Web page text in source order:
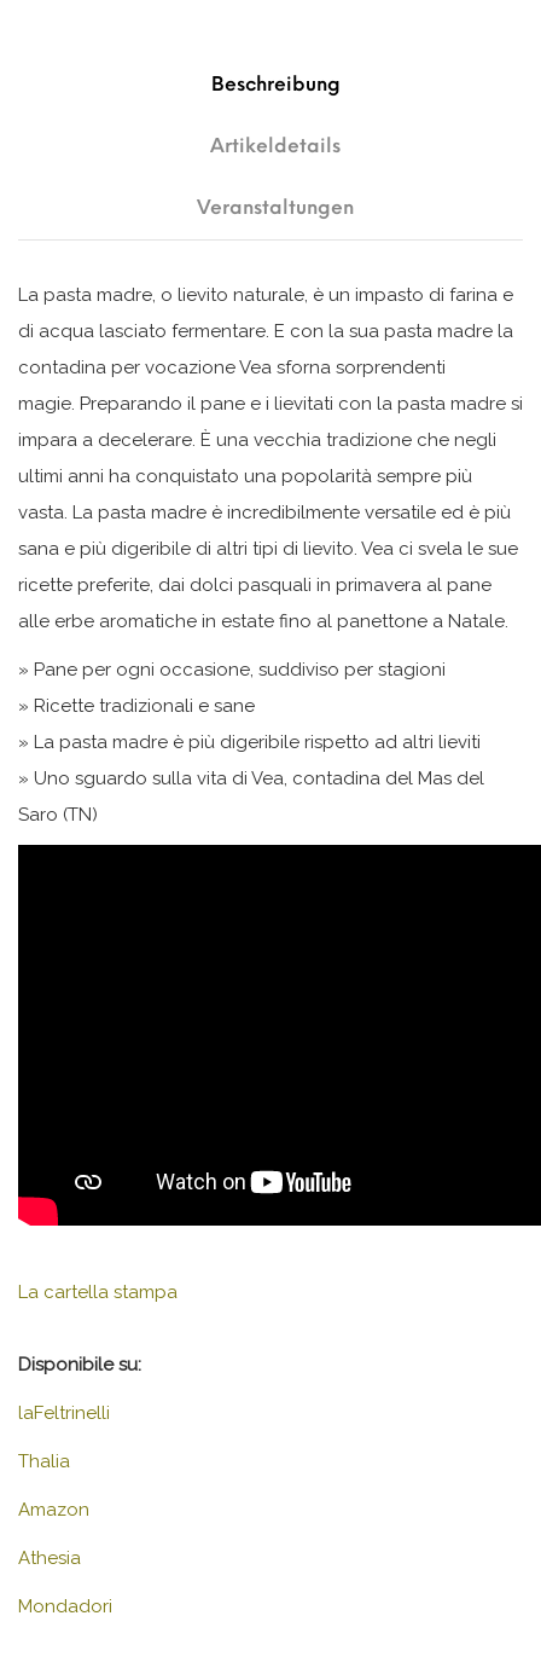
Beschreibung
Artikeldetails
Veranstaltungen
La pasta madre, o lievito naturale, è un impasto di farina e
di acqua lasciato fermentare. E con la sua pasta madre la
contadina per vocazione Vea sforna sorprendenti
magie. Preparando il pane e i lievitati con la pasta madre si
impara a decelerare. È una vecchia tradizione che negli
ultimi anni ha conquistato una popolarità sempre più
vasta. La pasta madre è incredibilmente versatile ed è più
sana e più digeribile di altri tipi di lievito. Vea ci svela le sue
ricette preferite, dai dolci pasquali in primavera al pane
alle erbe aromatiche in estate fino al panettone a Natale.
» Pane per ogni occasione, suddiviso per stagioni
» Ricette tradizionali e sane
» La pasta madre è più digeribile rispetto ad altri lieviti
» Uno sguardo sulla vita di Vea, contadina del Mas del
Saro (TN)
La cartella stampa
Disponibile su:
laFeltrinelli
Thalia
Amazon
Athesia
Mondadori